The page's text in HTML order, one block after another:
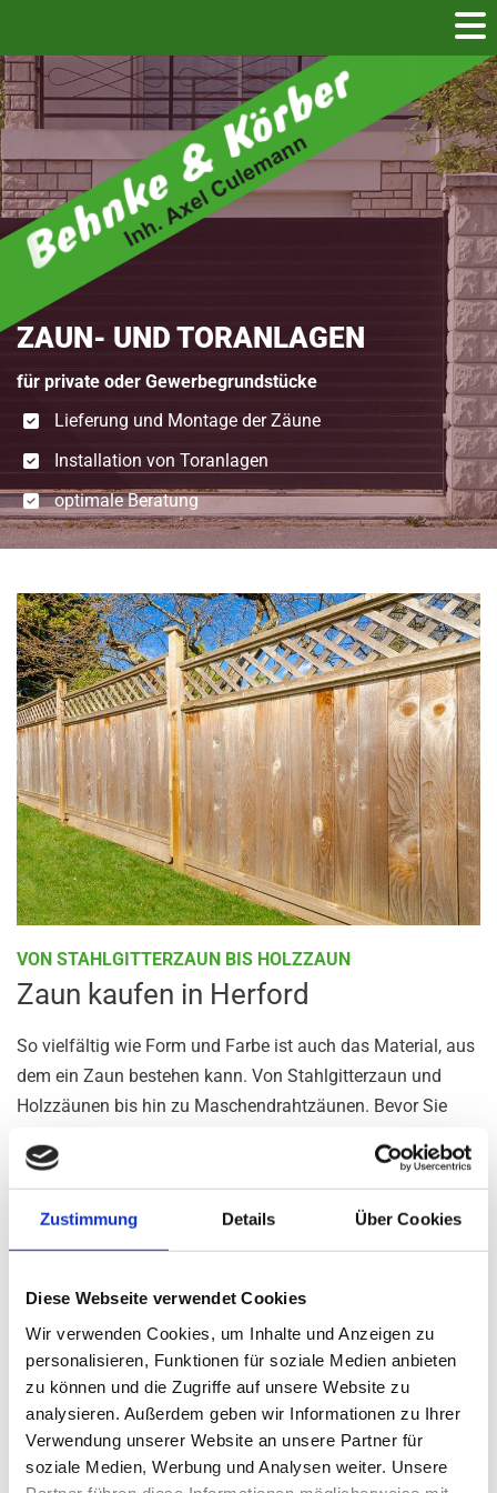
Zustimmung Details Über Cookies
Diese Webseite verwendet Cookies
Wir verwenden Cookies, um Inhalte und Anzeigen zu
personalisieren, Funktionen für soziale Medien anbieten
zu können und die Zugriffe auf unsere Website zu
analysieren. Außerdem geben wir Informationen zu Ihrer
Verwendung unserer Website an unsere Partner für
soziale Medien, Werbung und Analysen weiter. Unsere
ZAUN- UND TORANLAGEN
für private oder Gewerbegrundstücke
Lieferung und Montage der Zäune
Installation von Toranlagen
optimale Beratung
VON STAHLGITTERZAUN BIS HOLZZAUN
Zaun kaufen in Herford
So vielfältig wie Form und Farbe ist auch das Material, aus
dem ein Zaun bestehen kann. Von Stahlgitterzaun und
Holzzäunen bis hin zu Maschendrahtzäunen. Bevor Sie
überlegen, welche Ansprüche er erfüllen soll. Ob als
Sichtschutz, zu dekorativen Zwecken oder zur Abgrenzung
von Haus und Garten – die unterschiedlichen
Möglichkeiten sind umfangreich.
Wir von Behnke & Körber bieten Ihnen im Kreis Herford
Zäune nach Maß sowie eine zuverlässige Lieferung und
fachgerechte Montage. Besonders Stahlgitterzäune
erfreuen sich großer Beliebtheit. Zur stabilen und robusten
Abtrennung im Garten oder zur üblichen
Grundstückseinfriedung im privaten und industriellen
Bereich. Gerne machen wir Ihnen ein individuelles Angebot